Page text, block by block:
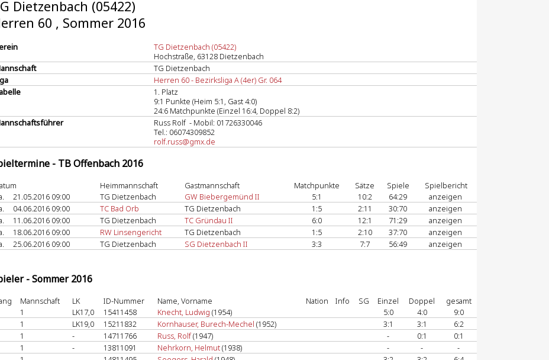
Dietzenbach (05422)
60 , Sommer 2016
TG Dietzenbach (05422)
Hochstraße, 63128 Dietzenbach
TG Dietzenbach
Herren 60 - Bezirksliga A (4er) Gr. 064
1. Platz
9:1 Punkte (Heim 5:1, Gast 4:0)
24:6 Matchpunkte (Einzel 16:4, Doppel 8:2)
Russ Rolf - Mobil: 01726330046
Tel.: 06074309852
rolf.russ@gmx.de
- TB Offenbach 2016
Heimmannschaft Gastmannschaft Matchpunkte Sätze Spiele
Spielbericht
21.05.2016 09:00 TG Dietzenbach GW Biebergemünd II 5:1 10:2 64:29
anzeigen
04.06.2016 09:00 TC Bad Orb TG Dietzenbach 1:5 2:11 30:70
anzeigen
11.06.2016 09:00 TG Dietzenbach TC Gründau II 6:0 12:1 71:29
anzeigen
18.06.2016 09:00 RW Linsengericht TG Dietzenbach 1:5 2:10 37:70
anzeigen
25.06.2016 09:00 TG Dietzenbach SG Dietzenbach II 3:3 7:7 56:49 anzeigen
- Sommer 2016
Mannschaft LK ID-Nummer Name, Vorname Nation Info SG Einzel Doppel
gesamt
1 LK17,0 15411458 Knecht, Ludwig (1954) 5:0 4:0
9:0
1 LK19,0 15211832 Kornhauser, Burech-Mechel (1952) 3:1 3:1
6:2
1 - 14711766 Russ, Rolf(1947) - 0:1
0:1
1 - 13811091 Nehrkorn, Helmut(1938) - -
-